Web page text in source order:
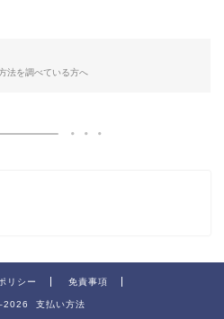
法を調べている方へ
リシー 免責事項
支払い方法